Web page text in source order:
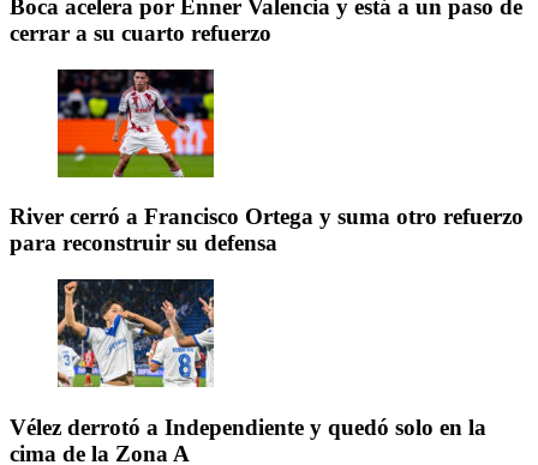
Boca acelera por Enner Valencia y está a un paso de
cerrar a su cuarto refuerzo
River cerró a Francisco Ortega y suma otro refuerzo
para reconstruir su defensa
Vélez derrotó a Independiente y quedó solo en la
cima de la Zona A